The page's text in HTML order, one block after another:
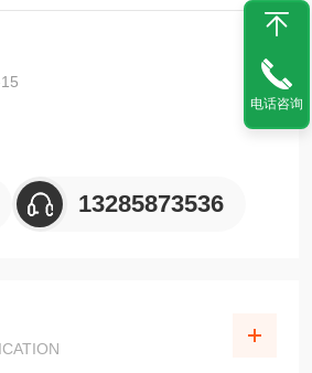
表.电流表等）组成。仪表箱外形布置千
变，具体外形规格需要和使用方协商而
13285873536
电话咨询